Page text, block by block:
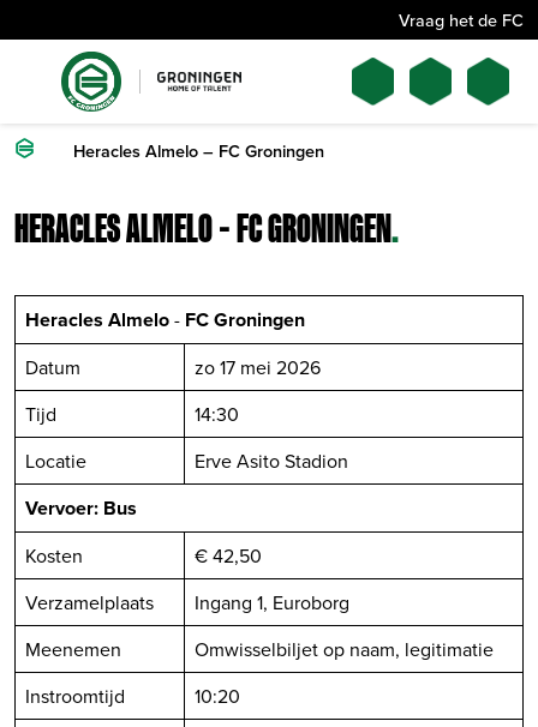
Vraag het de FC
Heracles Almelo – FC Groningen
HERACLES ALMELO – FC GRONINGEN.
Heracles Almelo- FC Groningen
Datum
zo 17 mei 2026
Tijd
14:30
Locatie
Erve Asito Stadion
Vervoer: Bus
Kosten
€ 42,50
Verzamelplaats
Ingang 1, Euroborg
Meenemen
Omwisselbiljet op naam, legitimatie
Instroomtijd
10:20